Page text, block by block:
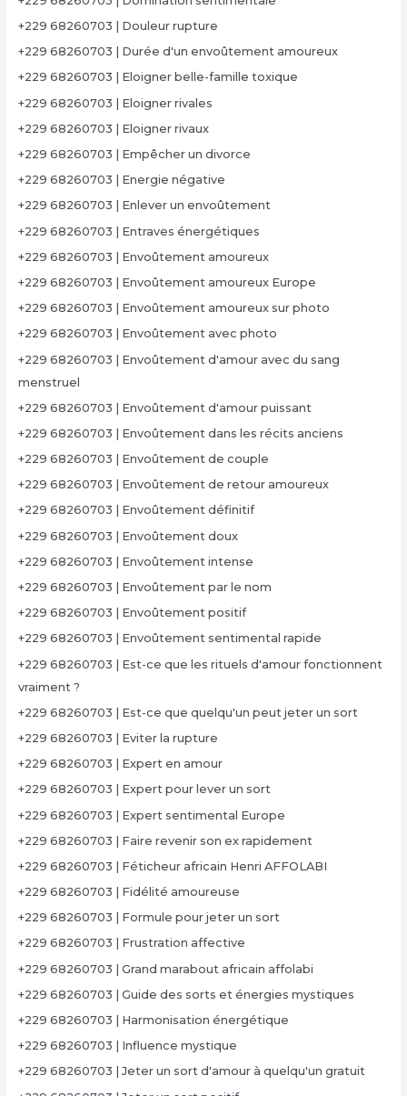
+229 68260703 | Douleur rupture
+229 68260703 | Durée d'un envoûtement amoureux
+229 68260703 | Eloigner belle-famille toxique
+229 68260703 | Eloigner rivales
+229 68260703 | Eloigner rivaux
+229 68260703 | Empêcher un divorce
+229 68260703 | Energie négative
+229 68260703 | Enlever un envoûtement
+229 68260703 | Entraves énergétiques
+229 68260703 | Envoûtement amoureux
+229 68260703 | Envoûtement amoureux Europe
+229 68260703 | Envoûtement amoureux sur photo
+229 68260703 | Envoûtement avec photo
+229 68260703 | Envoûtement d'amour avec du sang
menstruel
+229 68260703 | Envoûtement d'amour puissant
+229 68260703 | Envoûtement dans les récits anciens
+229 68260703 | Envoûtement de couple
+229 68260703 | Envoûtement de retour amoureux
+229 68260703 | Envoûtement définitif
+229 68260703 | Envoûtement doux
+229 68260703 | Envoûtement intense
+229 68260703 | Envoûtement par le nom
+229 68260703 | Envoûtement positif
+229 68260703 | Envoûtement sentimental rapide
+229 68260703 | Est-ce que les rituels d'amour fonctionnent
vraiment ?
+229 68260703 | Est-ce que quelqu'un peut jeter un sort
+229 68260703 | Eviter la rupture
+229 68260703 | Expert en amour
+229 68260703 | Expert pour lever un sort
+229 68260703 | Expert sentimental Europe
+229 68260703 | Faire revenir son ex rapidement
+229 68260703 | Féticheur africain Henri AFFOLABI
+229 68260703 | Fidélité amoureuse
+229 68260703 | Formule pour jeter un sort
+229 68260703 | Frustration affective
+229 68260703 | Grand marabout africain affolabi
+229 68260703 | Guide des sorts et énergies mystiques
+229 68260703 | Harmonisation énergétique
+229 68260703 | Influence mystique
+229 68260703 | Jeter un sort d'amour à quelqu'un gratuit